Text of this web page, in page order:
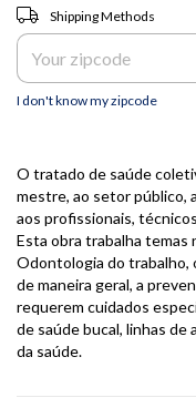
Shipping for zipcode:
Shipping Methods
I don't know my zipcode
O tratado de saúde
mestre, ao setor público,
aos profissionais,
Esta obra trabalha temas
Odontologia do trabalho,
de maneira geral, a
requerem cuidados
de saúde bucal, linhas de
da saúde.